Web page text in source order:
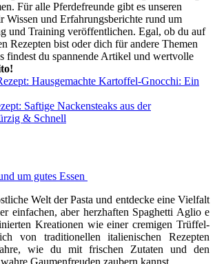
Für alle Pferdefreunde gibt es unseren
Wissen und Erfahrungsberichte rund um
und Training veröffentlichen. Egal, ob du auf
Rezepten bist oder dich für andere Themen
findest du spannende Artikel und wertvolle
Hausgemachte Kartoffel-Gnocchi: Ein
Saftige Nackensteaks aus der
& Schnell
Welt der Pasta und entdecke eine Vielfalt
einfachen, aber herzhaften Spaghetti Aglio e
Kreationen wie einer cremigen Trüffel-
von traditionellen italienischen Rezepten
wie du mit frischen Zutaten und den